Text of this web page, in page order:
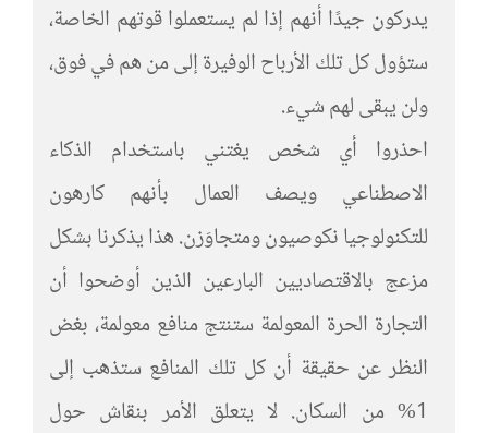
يدركون جيدًا أنهم إذا لم يستعملوا قوتهم الخاصة،
ستؤول كل تلك الأرباح الوفيرة إلى من هم في فوق،
ولن يبقى لهم شيء.
احذروا أي شخص يغتني باستخدام الذكاء
الاصطناعي ويصف العمال بأنهم كارهون
للتكنولوجيا نكوصيون ومتجاوَزن. هذا يذكرنا بشكل
مزعج بالاقتصاديين البارعين الذين أوضحوا أن
التجارة الحرة المعولمة ستنتج منافع معولمة، بغض
النظر عن حقيقة أن كل تلك المنافع ستذهب إلى
1% من السكان. لا يتعلق الأمر بنقاش حول